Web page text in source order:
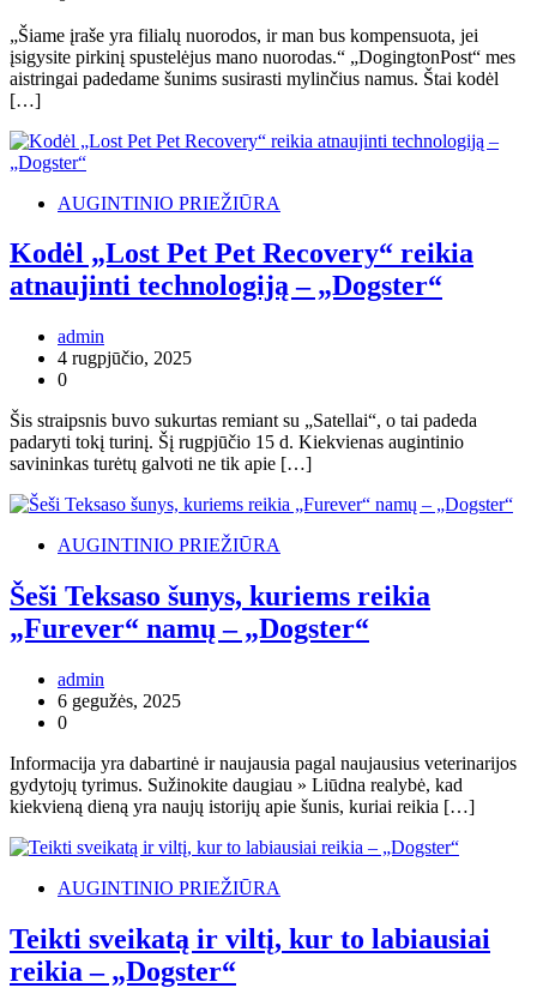
„Šiame įraše yra filialų nuorodos, ir man bus kompensuota, jei
įsigysite pirkinį spustelėjus mano nuorodas.“ „DogingtonPost“ mes
aistringai padedame šunims susirasti mylinčius namus. Štai kodėl
[…]
AUGINTINIO PRIEŽIŪRA
Kodėl „Lost Pet Pet Recovery“ reikia
atnaujinti technologiją – „Dogster“
admin
4 rugpjūčio, 2025
0
Šis straipsnis buvo sukurtas remiant su „Satellai“, o tai padeda
padaryti tokį turinį. Šį rugpjūčio 15 d. Kiekvienas augintinio
savininkas turėtų galvoti ne tik apie […]
AUGINTINIO PRIEŽIŪRA
Šeši Teksaso šunys, kuriems reikia
„Furever“ namų – „Dogster“
admin
6 gegužės, 2025
0
Informacija yra dabartinė ir naujausia pagal naujausius veterinarijos
gydytojų tyrimus. Sužinokite daugiau » Liūdna realybė, kad
kiekvieną dieną yra naujų istorijų apie šunis, kuriai reikia […]
AUGINTINIO PRIEŽIŪRA
Teikti sveikatą ir viltį, kur to labiausiai
reikia – „Dogster“